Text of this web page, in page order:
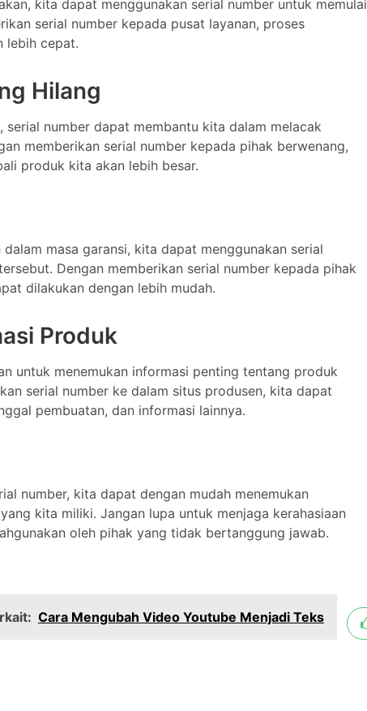
kita dapat menggunakan serial number untuk memulai
serial number kepada pusat layanan, proses
lebih cepat.
Hilang
number dapat membantu kita dalam melacak
memberikan serial number kepada pihak berwenang,
produk kita akan lebih besar.
masa garansi, kita dapat menggunakan serial
Dengan memberikan serial number kepada pihak
dilakukan dengan lebih mudah.
Produk
untuk menemukan informasi penting tentang produk
serial number ke dalam situs produsen, kita dapat
pembuatan, dan informasi lainnya.
number, kita dapat dengan mudah menemukan
kita miliki. Jangan lupa untuk menjaga kerahasiaan
oleh pihak yang tidak bertanggung jawab.
Cara Mengubah Video Youtube Menjadi Teks